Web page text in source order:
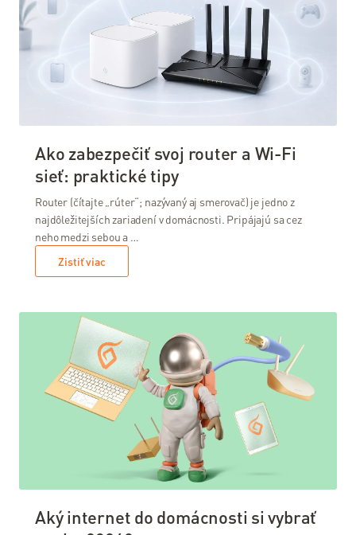
nástroje
Ako zabezpečiť svoj router a Wi-Fi
sieť: praktické tipy
Router (čítajte „rúter“; nazývaný aj smerovač) je jedno z
najdôležitejších zariadení v domácnosti. Pripájajú sa cez
neho medzi sebou a …
Zistiť viac
Aký internet do domácnosti si vybrať